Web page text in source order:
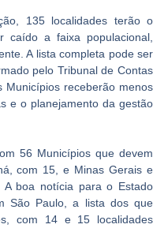
135 localidades terão o
caído a faixa populacional,
A lista completa pode ser
pelo Tribunal de Contas
Municípios receberão menos
e o planejamento da gestão
56 Municípios que devem
com 15, e Minas Gerais e
boa notícia para o Estado
São Paulo, a lista dos que
com 14 e 15 localidades